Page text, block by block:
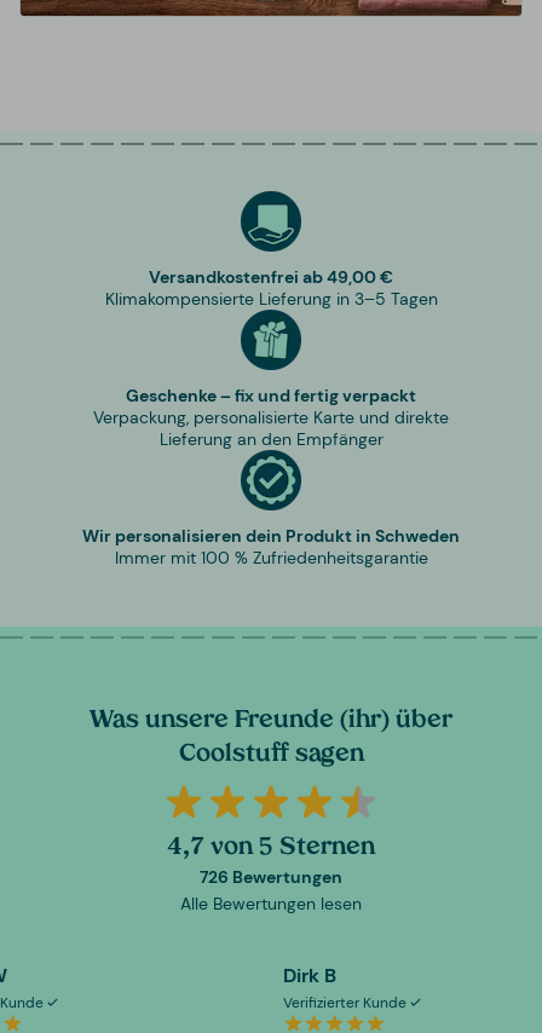
Versandkostenfrei ab 49,00 €
Klimakompensierte Lieferung in 3–5 Tagen
Geschenke – fix und fertig verpackt
Verpackung, personalisierte Karte und direkte
Lieferung an den Empfänger
Wir personalisieren dein Produkt in Schweden
Immer mit 100 % Zufriedenheitsgarantie
Was unsere Freunde (ihr) über
Coolstuff sagen
4,7 von 5 Sternen
726 Bewertungen
Alle Bewertungen lesen
Dirk B
Verifizierter Kunde